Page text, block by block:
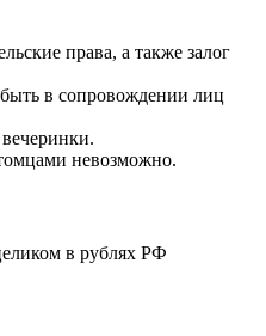
права, а также залог
в сопровождении лиц
невозможно.
в рублях РФ